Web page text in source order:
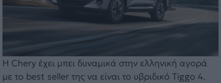
Η Chery έχει μπει δυναμικά στην ελληνική αγορά
με το best seller της να είναι το υβριδικό Tiggo 4.